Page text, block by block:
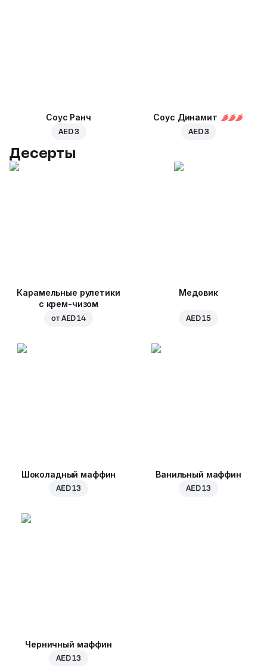
Соус Ранч
AED 3
Соус Динамит
AED 3
Десерты
Карамельные рулетики
с крем-чизом
от AED 14
Медовик
AED 15
Шоколадный маффин
AED 13
Ванильный маффин
AED 13
Черничный маффин
AED 13